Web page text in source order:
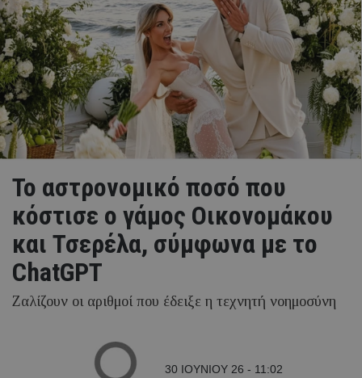
Το αστρονομικό ποσό που
κόστισε ο γάμος Οικονομάκου
και Τσερέλα, σύμφωνα με το
ChatGPT
Ζαλίζουν οι αριθμοί που έδειξε η τεχνητή νοημοσύνη
30 ΙΟΥΝΙΟΥ 26 - 11:02